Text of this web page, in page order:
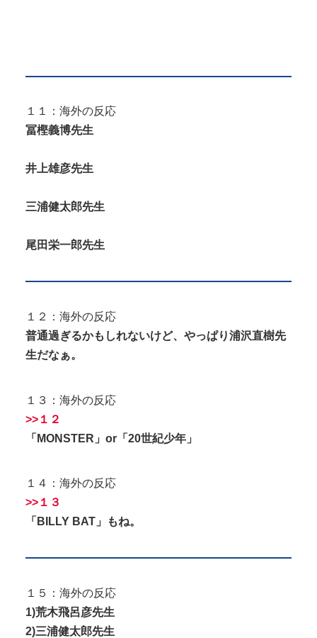
１１：海外の反応
冨樫義博先生
井上雄彦先生
三浦健太郎先生
尾田栄一郎先生
１２：海外の反応
普通過ぎるかもしれないけど、やっぱり浦沢直樹先
生だなぁ。
１３：海外の反応
>>１２
「MONSTER」or「20世紀少年」
１４：海外の反応
>>１３
「BILLY BAT」もね。
１５：海外の反応
1)荒木飛呂彦先生
2)三浦健太郎先生